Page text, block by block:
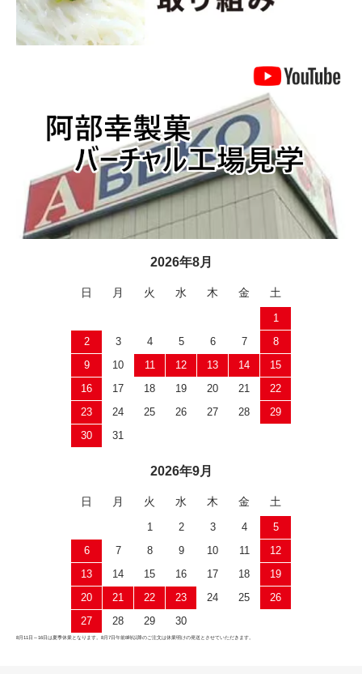
2026年8月
日 月 火 水 木 金 土
1
2
3 4 5 6 7
8
9
10 11 12 13 14
15
16
17 18 19 20 21
22
23
24 25 26 27 28
29
30
31
2026年9月
日 月 火 水 木 金 土
1 2 3 4
5
6
7 8 9 10 11
12
13
14 15 16 17 18
19
20
21 22 23 24 25
26
27
28 29 30
8月11日～16日は夏季休業となります。8月7日午前8時以降のご注文は休業明けの発送とさせていただきます。